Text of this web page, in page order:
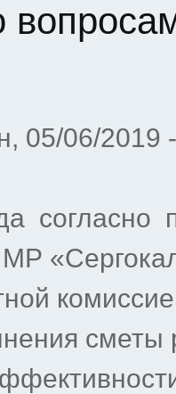
05/06/2019
согласно
МР
сметы